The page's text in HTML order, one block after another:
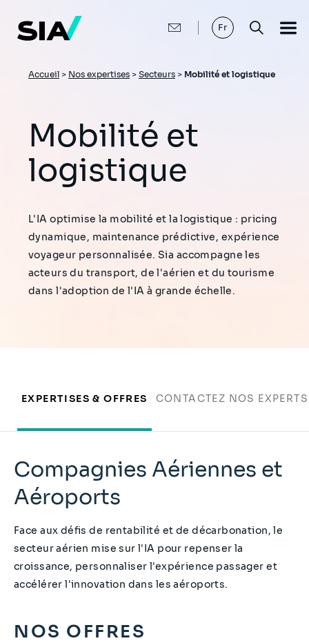
contenu
principal
Fr
Fil
Accueil > Nos expertises > Secteurs > Mobilité et logistique
Mobilité et
logistique
L'IA optimise la mobilité et la logistique : pricing
dynamique, maintenance prédictive, expérience
voyageur personnalisée. Sia accompagne les
acteurs du transport, de l'aérien et du tourisme
dans l'adoption de l'IA à grande échelle.
EXPERTISES & OFFRES CONTACTEZ NOS EXPERTS
Compagnies Aériennes et
Aéroports
Face aux défis de rentabilité et de décarbonation, le
secteur aérien mise sur l'IA pour repenser la
croissance, personnaliser l'expérience passager et
accélérer l'innovation dans les aéroports.
NOS OFFRES